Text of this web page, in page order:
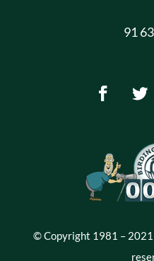
91
© Copyright 1981 – 2021